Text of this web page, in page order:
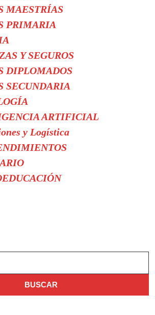
MAESTRÍAS
PRIMARIA
Y SEGUROS
DIPLOMADOS
SECUNDARIA
ARTIFICIAL
y Logística